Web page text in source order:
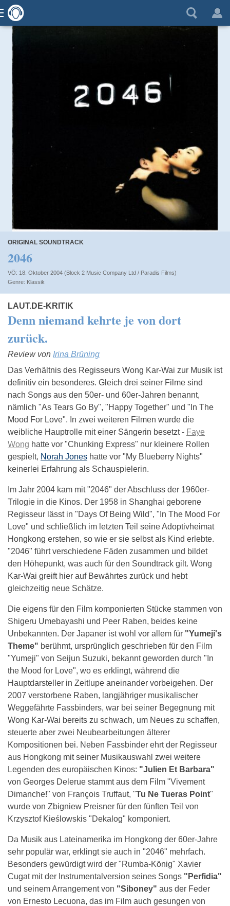
ORIGINAL SOUNDTRACK
2046
VÖ: 18. Oktober 2004 (Block 2 Music Company Ltd / Paradis Films)
Klassik
LAUT.DE-KRITIK
Denn niemand kehrte je von dort
zurück.
Review von Irina Brüning
Das Verhältnis des Regisseurs Wong Kar-Wai zur Musik ist
definitiv ein besonderes. Gleich drei seiner Filme sind
nach Songs aus den 50er- und 60er-Jahren benannt,
nämlich "As Tears Go By", "Happy Together" und "In The
Mood For Love". In zwei weiteren Filmen wurde die
weibliche Hauptrolle mit einer Sängerin besetzt - Faye
Wong hatte vor "Chunking Express" nur kleinere Rollen
gespielt, Norah Jones hatte vor "My Blueberry Nights"
keinerlei Erfahrung als Schauspielerin.
Im Jahr 2004 kam mit "2046" der Abschluss der 1960er-
Trilogie in die Kinos. Der 1958 in Shanghai geborene
Regisseur lässt in "Days Of Being Wild", "In The Mood For
Love" und schließlich im letzten Teil seine Adoptivheimat
Hongkong erstehen, so wie er sie selbst als Kind erlebte.
"2046" führt verschiedene Fäden zusammen und bildet
den Höhepunkt, was auch für den Soundtrack gilt. Wong
Kar-Wai greift hier auf Bewährtes zurück und hebt
gleichzeitig neue Schätze.
Die eigens für den Film komponierten Stücke stammen von
Shigeru Umebayashi und Peer Raben, beides keine
Unbekannten. Der Japaner ist wohl vor allem für "Yumeji's
Theme" berühmt, ursprünglich geschrieben für den Film
"Yumeji" von Seijun Suzuki, bekannt geworden durch "In
the Mood for Love", wo es erklingt, während die
Hauptdarsteller in Zeitlupe aneinander vorbeigehen. Der
2007 verstorbene Raben, langjähriger musikalischer
Weggefährte Fassbinders, war bei seiner Begegnung mit
Wong Kar-Wai bereits zu schwach, um Neues zu schaffen,
steuerte aber zwei Neubearbeitungen älterer
Kompositionen bei. Neben Fassbinder ehrt der Regisseur
aus Hongkong mit seiner Musikauswahl zwei weitere
Legenden des europäischen Kinos: "Julien Et Barbara"
von Georges Delerue stammt aus dem Film "Vivement
Dimanche!" von François Truffaut, "Tu Ne Tueras Point"
wurde von Zbigniew Preisner für den fünften Teil von
Krzysztof Kieślowskis "Dekalog" komponiert.
Da Musik aus Lateinamerika im Hongkong der 60er-Jahre
sehr populär war, erklingt sie auch in "2046" mehrfach.
Besonders gewürdigt wird der "Rumba-König" Xavier
Cugat mit der Instrumentalversion seines Songs " Perfidia"
und seinem Arrangement von "Siboney" aus der Feder
von Ernesto Lecuona, das im Film auch gesungen von